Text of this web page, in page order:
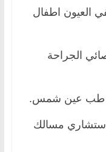
العيون اطفال
الجراحة
طب عين شمس.
مسالك